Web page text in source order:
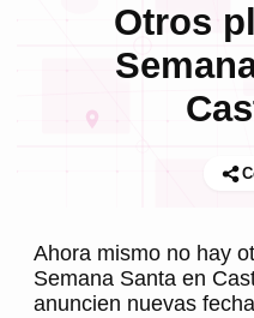
Otros
Ahora mismo no hay
Semana Santa en
anuncien nuevas